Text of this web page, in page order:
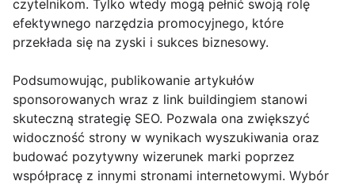
czytelnikom. Tylko wtedy mogą pełnić swoją rolę
efektywnego narzędzia promocyjnego, które
przekłada się na zyski i sukces biznesowy.
Podsumowując, publikowanie artykułów
sponsorowanych wraz z link buildingiem stanowi
skuteczną strategię SEO. Pozwala ona zwiększyć
widoczność strony w wynikach wyszukiwania oraz
budować pozytywny wizerunek marki poprzez
współpracę z innymi stronami internetowymi. Wybór